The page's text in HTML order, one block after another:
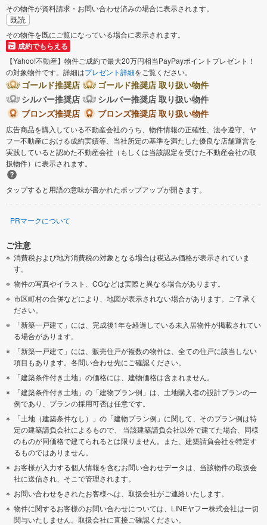
その物件が資料請求・お問い合わせ済みの場合に表示されます。
既読
その物件を既にご覧になっている場合に表示されます。
成約でもらえる
【Yahoo!不動産】物件ご成約で最大20万円相当PayPayポイントプレゼント！
の対象物件です。詳細はプレゼント詳細をご覧ください。
ゴールド推奨店
ゴールド推奨店 取り扱い物件
シルバー推奨店
シルバー推奨店 取り扱い物件
ブロンズ推奨店
ブロンズ推奨店 取り扱い物件
広告商品を購入している不動産会社のうち、物件情報の正確性、法令遵守、ヤ
フー不動産における成約実績等、当社所定の基準を満たした優良な店舗運営を
実践していると認めた不動産会社（もしくは当該認定を受けた不動産会社の取
扱物件）に表示されます。
タップすると用語の意味が書かれたポップアップが開きます。
PRマークについて
ご注意
消費税および地方消費税の対象となる場合は税込み価格が表示されていま
す。
物件の写真やイラスト、CGなどは実際と異なる場合があります。
市区町村の合併などにより、地図が表示されない場合があります。ご了承く
ださい。
「新築一戸建て」には、完成後1年を経過している未入居物件が掲載されてい
る場合があります。
「新築一戸建て」には、販売住戸が複数の物件は、全ての住戸に該当しない
項目もあります。各問い合わせ先にご確認ください。
「建築条件付き土地」の価格には、建物価格は含まれません。
「建築条件付き土地」の「建物プラン例」は、土地購入者の設計プランの一
例であり、プランの採用可否は任意です。
「土地（建築条件なし）」の「建物プラン例」に関して、そのプラン例は特
定の建築請負会社によるもので、 当該建築請負会社以外で建てた場合、同様
のものが同価格で建てられるとは限りません。また、建築請負会社を特定す
るものではありません。
お客様が入力する個人情報を含むお問い合わせデータは、当該物件の取扱会
社に送信され、そこで管理されます。
お問い合わせをされたお客様へは、取扱会社がご連絡いたします。
物件に関するお客様のお問い合わせについては、LINEヤフー株式会社は一切
関与いたしません。取扱会社に直接ご確認ください。